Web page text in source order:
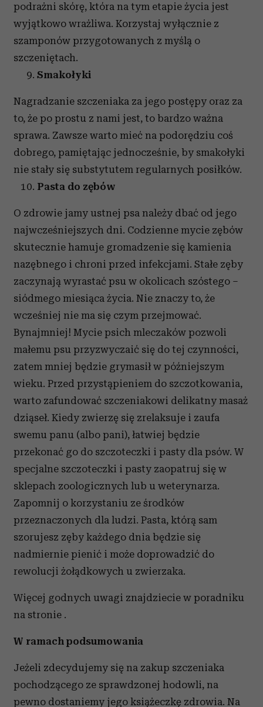
podrażni skórę, która na tym etapie życia jest
wyjątkowo wrażliwa. Korzystaj wyłącznie z
szamponów przygotowanych z myślą o
szczeniętach.
Smakołyki
Nagradzanie szczeniaka za jego postępy oraz za
to, że po prostu z nami jest, to bardzo ważna
sprawa. Zawsze warto mieć na podorędziu coś
dobrego, pamiętając jednocześnie, by smakołyki
nie stały się substytutem regularnych posiłków.
Pasta do zębów
O zdrowie jamy ustnej psa należy dbać od jego
najwcześniejszych dni. Codzienne mycie zębów
skutecznie hamuje gromadzenie się kamienia
nazębnego i chroni przed infekcjami. Stałe zęby
zaczynają wyrastać psu w okolicach szóstego –
siódmego miesiąca życia. Nie znaczy to, że
wcześniej nie ma się czym przejmować.
Bynajmniej! Mycie psich mleczaków pozwoli
małemu psu przyzwyczaić się do tej czynności,
zatem mniej będzie grymasił w późniejszym
wieku. Przed przystąpieniem do szczotkowania,
warto zafundować szczeniakowi delikatny masaż
dziąseł. Kiedy zwierzę się zrelaksuje i zaufa
swemu panu (albo pani), łatwiej będzie
przekonać go do szczoteczki i pasty dla psów. W
specjalne szczoteczki i pasty zaopatruj się w
sklepach zoologicznych lub u weterynarza.
Zapomnij o korzystaniu ze środków
przeznaczonych dla ludzi. Pasta, którą sam
szorujesz zęby każdego dnia będzie się
nadmiernie pienić i może doprowadzić do
rewolucji żołądkowych u zwierzaka.
Więcej godnych uwagi znajdziecie w poradniku
na stronie .
W ramach podsumowania
Jeżeli zdecydujemy się na zakup szczeniaka
pochodzącego ze sprawdzonej hodowli, na
pewno dostaniemy jego książeczkę zdrowia. Na